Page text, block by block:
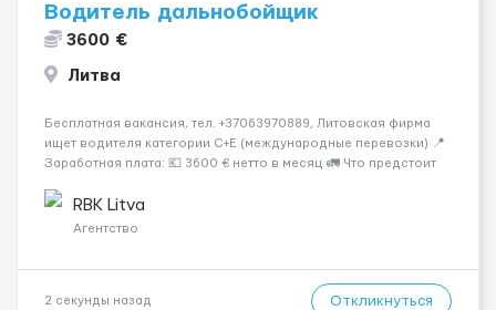
Водитель дальнобойщик
3600 €
Литва
Бесплатная вакансия, тел. +37063970889, Литовская фирма
ищет водителя категории C+E (международные перевозки) 📍
Заработная плата: 💶 3600 € нетто в месяц 🚛 Что предстоит
рефрижераторах. В среднем 400–500 км в день. Погрузки и
разгрузки ...
RBK Litva
Агентство
2 секунды назад Откликнуться